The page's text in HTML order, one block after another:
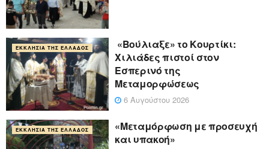
ΕΚΚΛΗΣΊΑ ΤΗΣ ΕΛΛΆΔΟΣ
«Βούλιαξε» το Κουρτίκι:
Χιλιάδες πιστοί στον
Εσπερινό της
Μεταμορφώσεως
6 Αυγούστου 2026
ΕΚΚΛΗΣΊΑ ΤΗΣ ΕΛΛΆΔΟΣ
«Μεταμόρφωση με προσευχή
και υπακοή»